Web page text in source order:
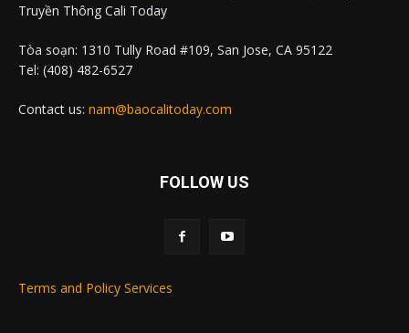
Truyền Thông Cali Today
Tòa soạn: 1310 Tully Road #109, San Jose, CA 95122
Tel: (408) 482-6527
Contact us: nam@baocalitoday.com
FOLLOW US
Terms and Policy Services